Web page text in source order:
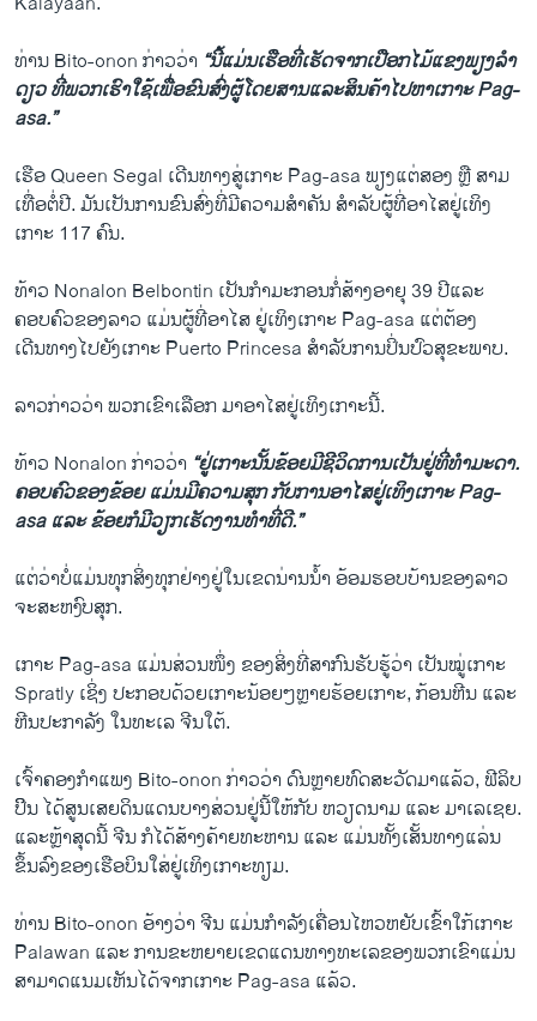
ທ່ານ Bito-onon ກ່າ​ວວ່າ “ນີ້​ແມ່ນ​ເຮືອ​ທີ່​ເຮັດ​ຈາກ​ເປືອກ​ໄມ້​ແຂງ​ພຽງ​ລຳ​
ດຽວ​ ທີ່​ພວກ​ເຮົາໃຊ້​ເພື່ອ​ຂົນ​ສົ່ງ​ຜູ້ໂດຍສານແລະສິນຄ້າ​ໄປຫາ​ເ​ກາະ Pag-
asa.”
​ເຮືອ Queen Segal ​ເດີນທາງ​ສູ່​ເກາະ Pag-asa ພຽງ​ແຕ່​ສອງ ຫຼື ສາມ​
ເທື່ອ​ຕໍ່​ປີ. ​ມັນ​ເປັນ​ການຂົນ​ສົ່ງທີ່​ມີ​ຄວາ​ມສຳຄັນ​ ສຳລັບ​ຜູ້​ທີ່ອາ​ໄສ​ຢູ່ເທິງ​
ເກາະ 117 ຄົນ.
ທ້າວ Nonalon Belbontin ​ເປັນ​ກຳມະກອນ​ກໍ່ສ້າງ​ອາຍຸ 39 ປີແລະ
ຄອບຄົວ​ຂອງ​ລາວ ​ແມ່ນ​ຜູ້​ທີ່​ອາ​ໄສ ​ຢູ່​ເທິງ​ເກາະ Pag-asa ​ແຕ່ຕ້ອງ
ເດີນທາງ​ໄປ​ຍັງ​ເກາະ Puerto Princesa ສຳລັບ​ການ​ປິ່ນ​ປົວ​ສຸຂະ​ພາບ.
ລາວ​ກ່າວ​ວ່າ ​ພວກ​ເຂົາ​ເລືອກ​ ມາອາ​ໄສ​ຢູ່​ເທິງ​ເກາະນີ້.
ທ້າວ Nonalon ກ່າວ​ວ່າ “ຢູ່​ເກາະ​ນັ້ນ​ຂ້ອຍ​ມີ​ຊີວິດ​ການ​ເປັນ​ຢູ່​ທີ່​ທຳ​ມະ​ດາ.
​ຄອບຄົວ​ຂອງ​ຂ້ອຍ​ ແມ່ນ​ມີ​ຄວາມສຸກ​ ກັບ​ການ​ອາ​ໄສ​ຢູ່​ເທິງ​ເກາະ Pag-
asa ​ແລະ ຂ້ອຍ​ກໍ​ມີ​ວຽກ​ເຮັດ​ງານ​ທຳ​ທີ່​ດີ.”
​ແຕ່​ວ່າບໍ່​ແມ່ນ​ທຸ​ກສິ່ງ​ທຸກ​ຢ່າງ​ຢູ່​ໃນເຂດນ່ານ​ນ້ຳ​ ອ້ອມ​ຮອບ​ບ້ານ​ຂອງ​ລາວ​
ຈະ​ສະຫງົບ​ສຸກ​.
​ເກາະ Pag-asa ​ແມ່ນ​ສ່ວນ​ໜຶ່ງ ​ຂອງ​ສິ່ງທີ່​ສາກົນຮັບຮູ້ວ່າ ເປັນໝູ່ເກາະ
Spratly ເຊິ່ງ ປະກອບດ້ວຍເກາະ​ນ້ອຍໆ​ຫຼາຍ​ຮ້ອຍເກາະ, ກ້ອນ​ຫີ​ນ ແລະ
ຫີນ​ປະ​ກາ​ລັງ ​ໃນ​ທະ​ເລ​ ຈີນ​ໃຕ້.​
​ເຈົ້າ​ຄອງກຳແພງ Bito-onon ກ່າວ​ວ່າ ດົນ​ຫຼາຍ​ທົ​ດສະ​ວັດ​ມາ​ແລ້ວ, ​ຟີ​ລິບ​
ປິິນ​ ໄດ້​ສູນ​ເສຍ​ດິນແດນບາງສ່ວນຢູ່ນີ້ໃຫ້​ກັບ​ ຫວຽດນາມ ​ແລະ ມາ​ເລ​ເຊຍ.
​ແລະ​ຫຼ້າ​ສຸດນີ້ ຈີນ​ ກໍ​ໄດ້​ສ້າງ​ຄ້າຍ​ທະຫານ ​ແລະ ​ແມ່ນ​ທັ້ງ​ເສັ້ນທາງ​ແລ່ນ
ຂຶ້ນ​ລົງ​ຂອງ​ເຮືອບິນໃສ່​ຢູ່​ເທິງເກາ​ະທຽມ.
ທ່ານ Bito-onon ອ້າງ​ວ່າ ຈີນ ​ແມ່ນ​ກຳລັງ​ເຄື່ອນໄຫວຫຍັບ​ເຂົ້າ​ໃກ້ເກາະ
Palawan ​ແລະ ການ​ຂະ​ຫຍາ​ຍ​ເຂດ​ແດນ​ທາງ​ທະ​ເລ​ຂອງ​ພວກ​ເຂົາ​ແມ່ນ​
ສາມາດແນ​ມ​ເຫັນ​ໄດ້​ຈາກ​ເກາະ Pag-asa ​ແລ້ວ.